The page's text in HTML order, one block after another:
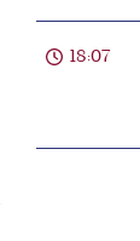
18:07